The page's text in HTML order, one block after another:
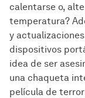
calentarse o,
temperatura?
y
dispositivos
idea de ser
una chaqueta
película de